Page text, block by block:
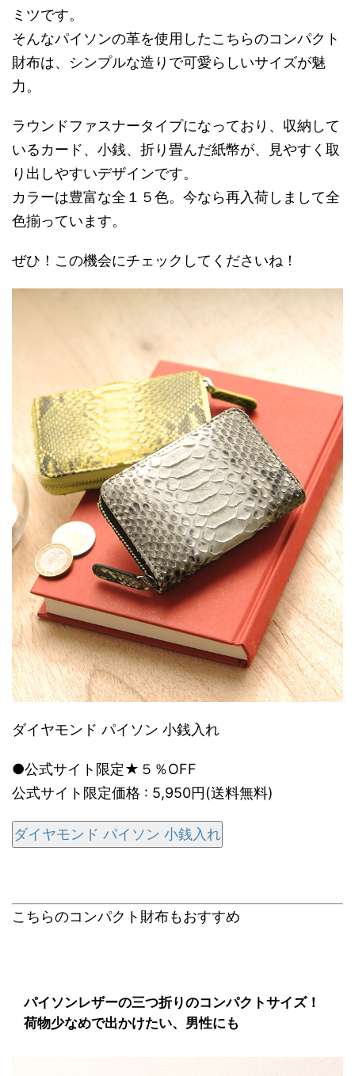
ミツです。
そんなパイソンの革を使用したこちらのコンパクト
財布は、シンプルな造りで可愛らしいサイズが魅
力。
ラウンドファスナータイプになっており、収納して
いるカード、小銭、折り畳んだ紙幣が、見やすく取
り出しやすいデザインです。
カラーは豊富な全１５色。今なら再入荷しまして全
色揃っています。
ぜひ！この機会にチェックしてくださいね！
ダイヤモンド パイソン 小銭入れ
●公式サイト限定★５％OFF
公式サイト限定価格 : 5,950円(送料無料)
ダイヤモンド パイソン 小銭入れ
こちらのコンパクト財布もおすすめ
パイソンレザーの三つ折りのコンパクトサイズ！
荷物少なめで出かけたい、男性にも